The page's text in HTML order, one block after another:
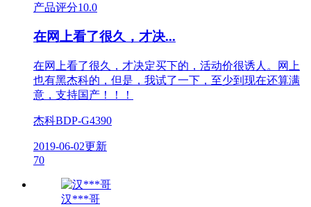
产品评分10.0
在网上看了很久，才决...
在网上看了很久，才决定买下的，活动价很诱人。网上
也有黑杰科的，但是，我试了一下，至少到现在还算满
意，支持国产！！！
杰科BDP-G4390
2019-06-02更新
70
汉***哥